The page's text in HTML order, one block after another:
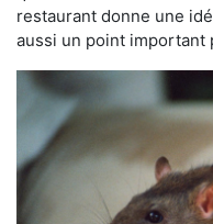
restaurant donne une
aussi un point important